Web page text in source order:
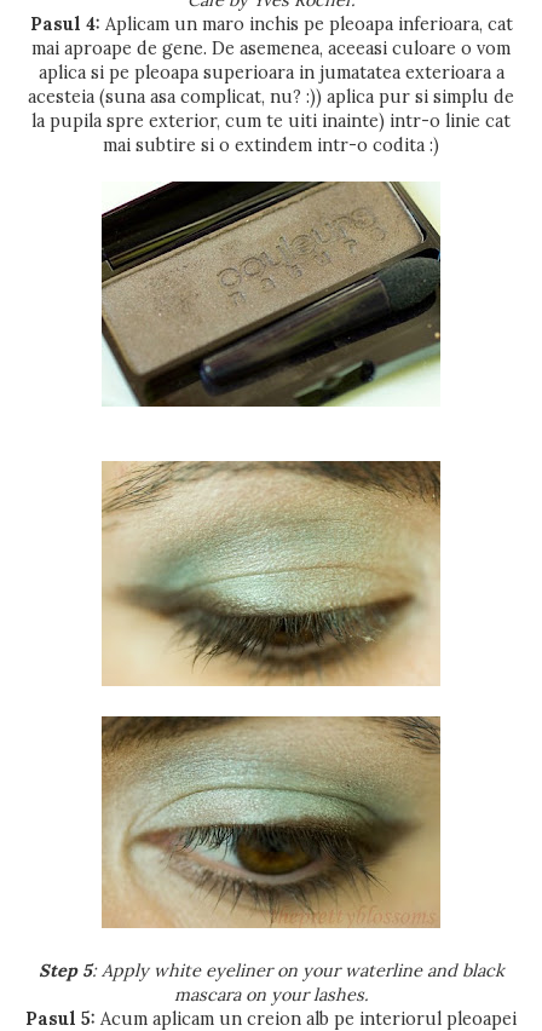
Pasul 4: Aplicam un maro inchis pe pleoapa inferioara, cat
mai aproape de gene. De asemenea, aceeasi culoare o vom
aplica si pe pleoapa superioara in jumatatea exterioara a
acesteia (suna asa complicat, nu? :)) aplica pur si simplu de
la pupila spre exterior, cum te uiti inainte) intr-o linie cat
mai subtire si o extindem intr-o codita :)
Step 5: Apply white eyeliner on your waterline and black
mascara on your lashes.
Pasul 5: Acum aplicam un creion alb pe interiorul pleoapei